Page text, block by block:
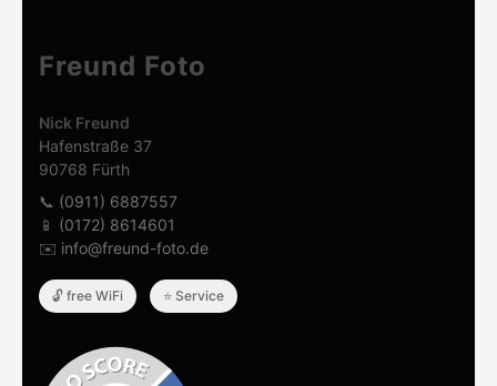
Freund Foto
Nick Freund
Hafenstraße 37
90768 Fürth
📞 (0911) 6887557
📱 (0172) 8614601
✉️ info@freund-foto.de
🔓 free WiFi ⭐ Service